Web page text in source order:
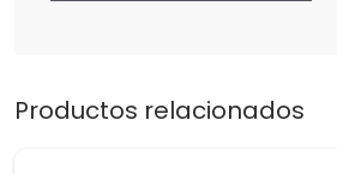
Productos relacionados